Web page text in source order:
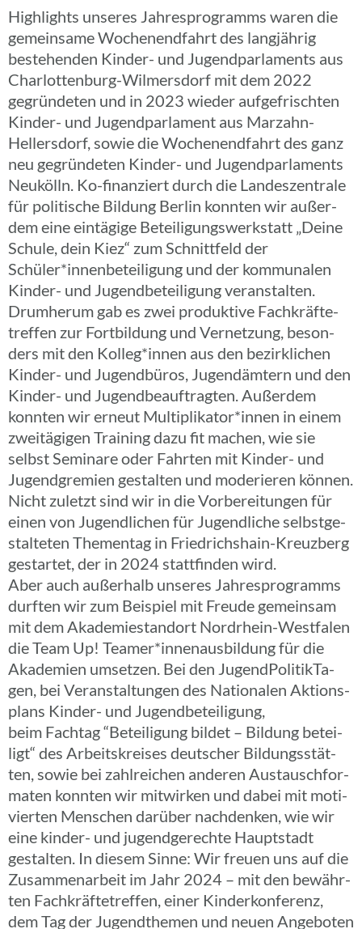
High­lights unseres Jahres­pro­gramms waren die
gemein­same Wochen­end­fahrt des lang­jäh­rig
bestehen­den Kinder- und Jugend­par­la­ments aus
Char­­lo­t­­ten­­burg-Wilmers­­dorf mit dem 2022
gegrün­de­ten und in 2023 wieder aufge­frisch­ten
Kinder- und Jugend­par­la­ment aus Marzahn-
Heller­s­­dorf, sowie die Wochen­end­fahrt des ganz
neu gegrün­de­ten Kinder- und Jugend­par­la­ments
Neukölln. Ko-finan­­ziert durch die Landes­zen­trale
für poli­ti­sche Bildung Berlin konnten wir außer­
dem eine eintä­gige Betei­li­gungs­werk­statt „Deine
Schule, dein Kiez“ zum Schnitt­feld der
Schüler*innenbeteiligung und der kommu­na­len
Kinder- und Jugend­be­tei­li­gung veran­stal­ten.
Drum­herum gab es zwei produk­tive Fach­kräf­te­
tref­fen zur Fort­bil­dung und Vernet­zung, beson­
ders mit den Kolleg*innen aus den bezirk­li­chen
Kinder- und Jugend­bü­ros, Jugend­äm­tern und den
Kinder- und Jugend­be­auf­trag­ten. Außer­dem
konnten wir erneut Multiplikator*innen in einem
zwei­tä­gi­gen Trai­ning dazu fit machen, wie sie
selbst Semi­nare oder Fahrten mit Kinder- und
Jugend­gre­mien gestal­ten und mode­rie­ren können.
Nicht zuletzt sind wir in die Vorbe­rei­tun­gen für
einen von Jugend­li­chen für Jugend­li­che selbst­ge­
stal­te­ten Themen­tag in Frie­d­richs­hain-Kreu­z­­berg
gestar­tet, der in 2024 statt­fin­den wird.
Aber auch außer­halb unseres Jahres­pro­gramms
durften wir zum Beispiel mit Freude gemein­sam
mit dem Akade­mie­stand­ort Nord­rhein-West­­fa­­len
die Team Up! Teamer*innenausbildung für die
Akade­mien umset­zen. Bei den Jugend­Po­li­tik­Ta­
gen, bei Veran­stal­tun­gen des Natio­na­len Akti­ons­
plans Kinder- und Jugend­be­tei­li­gung,
beim Fachtag “Betei­li­gung bildet – Bildung betei­
ligt“ des Arbeits­krei­ses deut­scher Bildungs­stät­
ten, sowie bei zahl­rei­chen anderen Austausch­for­
ma­ten konnten wir mitwir­ken und dabei mit moti­
vier­ten Menschen darüber nach­den­ken, wie wir
eine kinder- und jugend­ge­rechte Haupt­stadt
gestal­ten. In diesem Sinne: Wir freuen uns auf die
Zusam­men­ar­beit im Jahr 2024 – mit den bewähr­
ten Fach­kräf­te­tref­fen, einer Kinder­kon­fe­renz,
dem Tag der Jugend­the­men und neuen Ange­bo­ten